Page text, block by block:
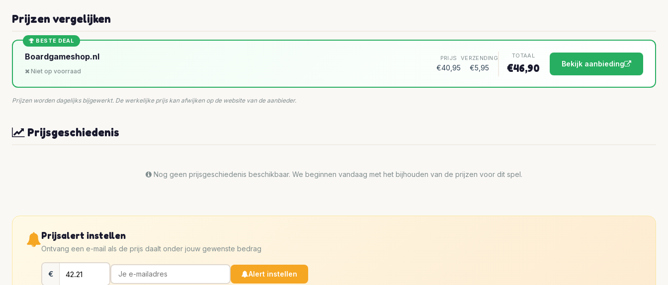
Prijzen vergelijken
BESTE DEAL
Boardgameshop.nl
Niet op voorraad
PRIJS
€40,95
VERZENDING
€5,95
TOTAAL
€46,90 Bekijk aanbieding
Prijzen worden dagelijks bijgewerkt. De werkelijke prijs kan afwijken op de website van de aanbieder.
Prijsgeschiedenis
Nog geen prijsgeschiedenis beschikbaar. We beginnen vandaag met het bijhouden van de prijzen voor dit spel.
Prijsalert instellen
Ontvang een e-mail als de prijs daalt onder jouw gewenste bedrag
€ Alert instellen